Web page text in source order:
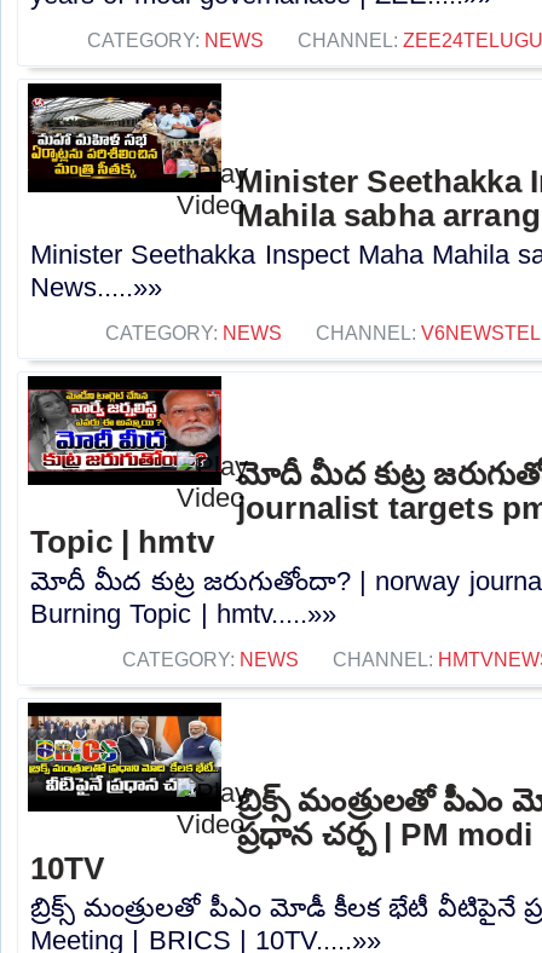
CATEGORY: NEWS CHANNEL:
Minister Seethakka
Mahila sabha
Minister Seethakka Inspect Maha Mahila
News.....»»
CATEGORY: NEWS CHANNEL:
మోదీ మీద కుట్ర
journalist targets
Topic | hmtv
మోదీ మీద కుట్ర జరుగుతోందా? | norway
Burning Topic | hmtv.....»»
CATEGORY: NEWS CHANNEL:
బ్రిక్స్ మంత్రులతో
ప్రధాన చర్చ | PM
10TV
బ్రిక్స్ మంత్రులతో పీఎం మోడీ కీలక భేటీ వీటిపైనే
Meeting | BRICS | 10TV.....»»